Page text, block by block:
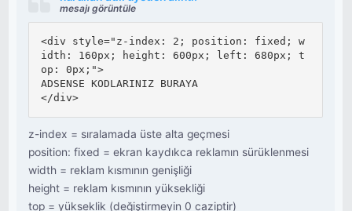
mesajı görüntüle
<div style="z-index: 2; position: fixed; w
idth: 160px; height: 600px; left: 680px; t
op: 0px;">
ADSENSE KODLARINIZ BURAYA
</div>
z-index = sıralamada üste alta geçmesi
position: fixed = ekran kaydıkca reklamın sürüklenmesi
width = reklam kısmının genişliği
height = reklam kısmının yüksekliği
top = yükseklik (değiştirmeyin 0 caziptir)